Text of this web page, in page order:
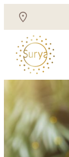
treści